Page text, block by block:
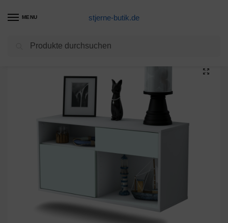
MENU stjerne-butik.de
Unkategorisiert / Lowboard Tucson, Mint, hängend (136x49x35cm)